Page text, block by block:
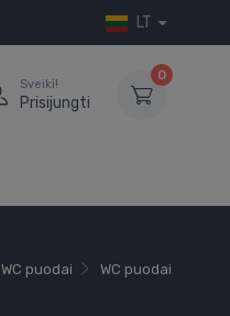
LT
Sveiki!
Prisijungti
0
WC puodai WC puodai